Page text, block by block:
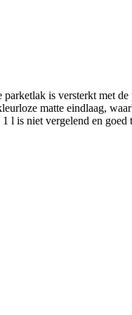
is versterkt met
matte eindlaag,
l is niet vergelend en